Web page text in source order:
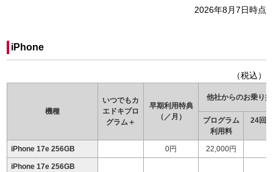
2026年8月7日時点
iPhone
（税込）
機種
いつでもカ
エドキプロ
グラム＋
早期利用特典
（／月）
他社からのお乗り
プログラム
利用料
24回
iPhone 17e 256GB 0円 22,000円
iPhone 17e 256GB